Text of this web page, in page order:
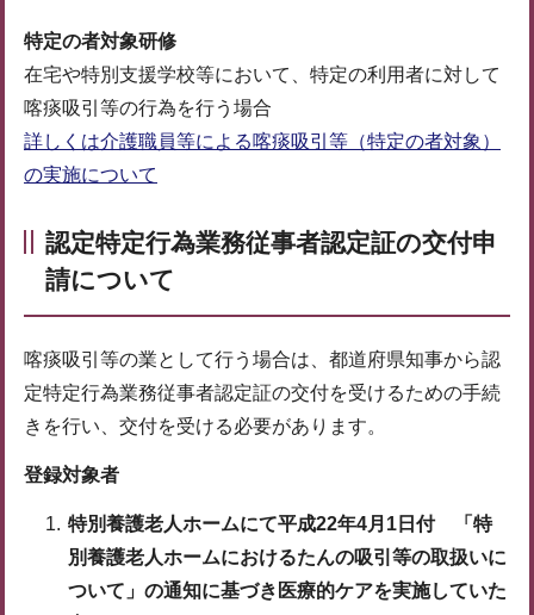
特定の者対象研修
在宅や特別支援学校等において、特定の利用者に対して
喀痰吸引等の行為を行う場合
詳しくは介護職員等による喀痰吸引等（特定の者対象）
の実施について
認定特定行為業務従事者認定証の交付申
請について
喀痰吸引等の業として行う場合は、都道府県知事から認
定特定行為業務従事者認定証の交付を受けるための手続
きを行い、交付を受ける必要があります。
登録対象者
特別養護老人ホームにて平成22年4月1日付 「特
別養護老人ホームにおけるたんの吸引等の取扱いに
ついて」の通知に基づき医療的ケアを実施していた